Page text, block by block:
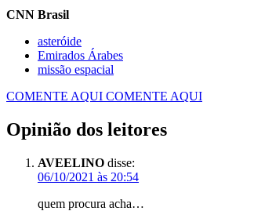
CNN Brasil
asteróide
Emirados Árabes
missão espacial
COMENTE AQUI COMENTE AQUI
Opinião dos leitores
AVEELINO disse:
06/10/2021 às 20:54
quem procura acha…